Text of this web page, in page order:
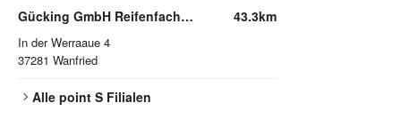
Gücking GmbH Reifenfachhandel Kfz- & Motorrad-Meisterwerkstatt
In der Werraaue 4
37281 Wanfried
43.3km
Alle point S Filialen